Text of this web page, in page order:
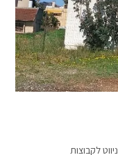
ניווט לקבוצות